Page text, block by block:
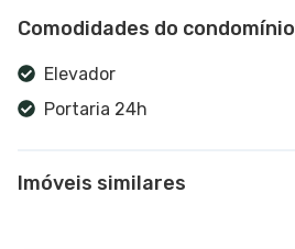
Interfone
Comodidades do condomínio
Elevador
Portaria 24h
Imóveis similares